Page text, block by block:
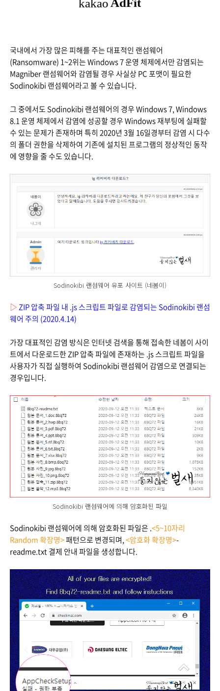
국내에서 가장 많은 피해를 주는 대표적인 랜섬웨어
(Ransomware) 1~2위는 Windows 7 운영 체제에서만 감염되는
Magniber 랜섬웨어와 감염될 경우 사실상 PC 포맷이 필요한
Sodinokibi 랜섬웨어라고 볼 수 있습니다.
그 중에서도 Sodinokibi 랜섬웨어의 경우 Windows 7, Windows
8.1 운영 체제에서 감염에 성공할 경우 Windows 재부팅에 실패할
수 있는 문제가 존재하며 특히 2020년 3월 16일경부터 감염 시 다수
의 폴더 권한을 삭제하여 기존에 설치된 프로그램의 정상적인 동작
에 영향을 줄 수도 있습니다.
Sodinokibi 랜섬웨어 유포 사이트 (네봄이)
▷ZIP 압축 파일 내 .js 스크립트 파일로 감염되는 Sodinokibi 랜섬
웨어 주의 (2020.4.14)
가장 대표적인 감염 방식은 인터넷 검색을 통해 접속한 네봄이 사이
트에서 다운로드한 ZIP 압축 파일에 존재하는 .js 스크립트 파일을
사용자가 직접 실행하여 Sodinokibi 랜섬웨어 감염으로 연결되는
경우입니다.
Sodinokibi 랜섬웨어에 의해 암호화된 파일
Sodinokibi 랜섬웨어에 의해 암호화된 파일은 .<5~10자리
Random 확장명>패턴으로 변경되며,<암호화 확장명>-
readme.txt 결제 안내 파일을 생성합니다.